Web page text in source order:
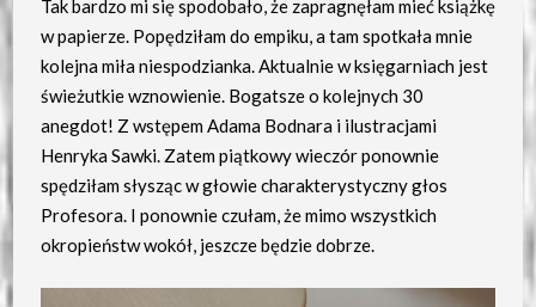
Tak bardzo mi się spodobało, że zapragnęłam mieć książkę
w papierze. Popędziłam do empiku, a tam spotkała mnie
kolejna miła niespodzianka. Aktualnie w księgarniach jest
świeżutkie wznowienie. Bogatsze o kolejnych 30
anegdot! Z wstępem Adama Bodnara i ilustracjami
Henryka Sawki. Zatem piątkowy wieczór ponownie
spędziłam słysząc w głowie charakterystyczny głos
Profesora. I ponownie czułam, że mimo wszystkich
okropieństw wokół, jeszcze będzie dobrze.